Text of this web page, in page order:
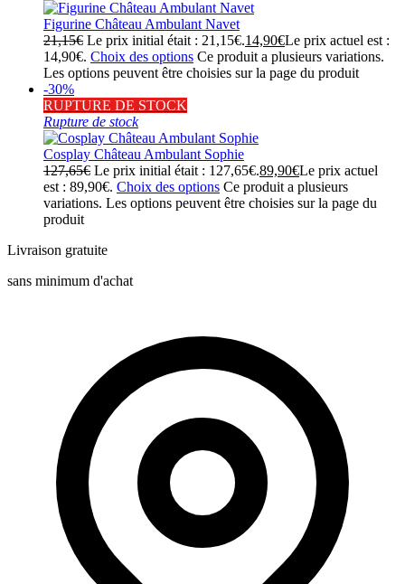
Figurine Château Ambulant Navet
21,15€ Le prix initial était : 21,15€.14,90€Le prix actuel est :
14,90€. Choix des options Ce produit a plusieurs variations.
Les options peuvent être choisies sur la page du produit
-30%
RUPTURE DE STOCK
Rupture de stock
Cosplay Château Ambulant Sophie
127,65€ Le prix initial était : 127,65€.89,90€Le prix actuel
est : 89,90€. Choix des options Ce produit a plusieurs
variations. Les options peuvent être choisies sur la page du
produit
Livraison gratuite
sans minimum d'achat